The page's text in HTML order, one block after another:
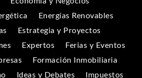
Energías Renovables
Estrategia y Proyectos
Expertos
Ferias y Eventos
Formación Inmobiliaria
Ideas y Debates
Impuestos